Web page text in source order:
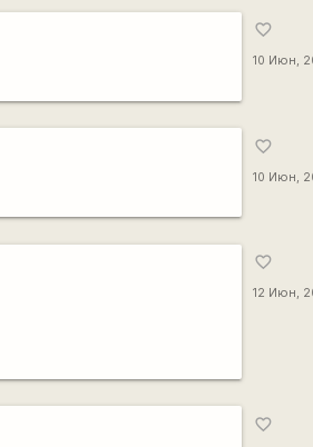
favorite_border
10 Июн,
favorite_border
10 Июн,
favorite_border
12 Июн,
favorite_border